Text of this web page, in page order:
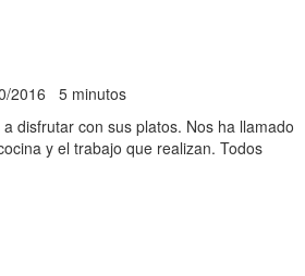
2016 5 minutos
disfrutar con sus platos. Nos ha llamado
y el trabajo que realizan. Todos